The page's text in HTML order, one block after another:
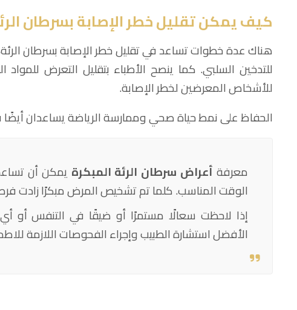
كيف يمكن تقليل خطر الإصابة بسرطان
هناك عدة خطوات تساعد في تقليل خطر الإصابة بسرطان
للتدخين السلبي. كما ينصح الأطباء بتقليل التعرض للمواد
للأشخاص المعرضين لخطر الإصابة.
الحفاظ على نمط حياة صحي وممارسة الرياضة يساعدان
معرفة أعراض سرطان الرئة المبكرة يمكن أن
الوقت المناسب. كلما تم تشخيص المرض مبكرًا زادت
إذا لاحظت سعالًا مستمرًا أو ضيقًا في التنفس أو
الأفضل استشارة الطبيب وإجراء الفحوصات اللازمة